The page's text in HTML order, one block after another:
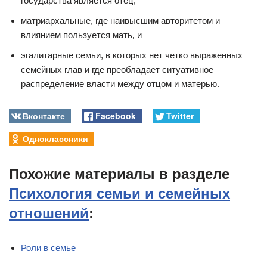
матриархальные, где наивысшим авторитетом и
влиянием пользуется мать, и
эгалитарные семьи, в которых нет четко выраженных
семейных глав и где преобладает ситуативное
распределение власти между отцом и матерью.
Вконтакте Facebook
Twitter
Одноклассники
Похожие материалы в разделе
Психология семьи и семейных
отношений:
Роли в семье